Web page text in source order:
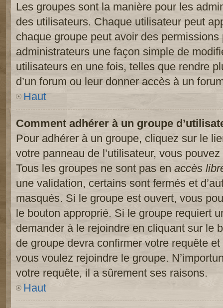
Les groupes sont la manière pour les
des utilisateurs. Chaque utilisateur peut
chaque groupe peut avoir des
administrateurs une façon simple de
utilisateurs en une fois, telles que rendre
d’un forum ou leur donner accès à un
Haut
Comment adhérer à un groupe
Pour adhérer à un groupe, cliquez sur le
votre panneau de l’utilisateur, vous
Tous les groupes ne sont pas en accès
une validation, certains sont fermés et
masqués. Si le groupe est ouvert, vous
le bouton approprié. Si le groupe requiert
demander à le rejoindre en cliquant sur le
de groupe devra confirmer votre requête
vous voulez rejoindre le groupe.
votre requête, il a sûrement ses raisons.
Haut